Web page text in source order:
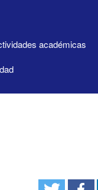
académicas